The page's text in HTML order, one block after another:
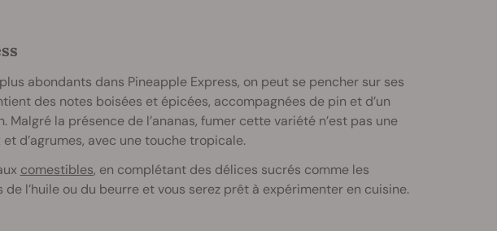
abondants dans Pineapple Express, on peut se pencher sur ses
des notes boisées et épicées, accompagnées de pin et d’un
Malgré la présence de l’ananas, fumer cette variété n’est pas une
d’agrumes, avec une touche tropicale.
comestibles, en complétant des délices sucrés comme les
l’huile ou du beurre et vous serez prêt à expérimenter en cuisine.